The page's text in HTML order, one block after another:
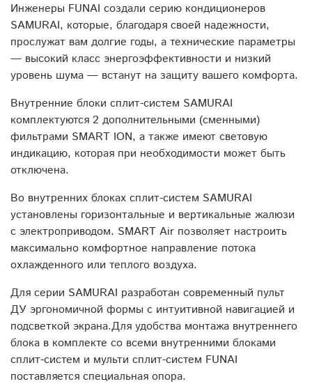
Инженеры FUNAI создали серию кондиционеров
SAMURAI, которые, благодаря своей надежности,
прослужат вам долгие годы, а технические параметры
— высокий класс энергоэффективности и низкий
уровень шума — встанут на защиту вашего комфорта.
Внутренние блоки сплит-систем SAMURAI
комплектуются 2 дополнительными (сменными)
фильтрами SMART ION, а также имеют световую
индикацию, которая при необходимости может быть
отключена.
Во внутренних блоках сплит-систем SAMURAI
установлены горизонтальные и вертикальные жалюзи
с электроприводом. SMART Air позволяет настроить
максимально комфортное направление потока
охлажденного или теплого воздуха.
Для серии SAMURAI разработан современный пульт
ДУ эргономичной формы с интуитивной навигацией и
подсветкой экрана.Для удобства монтажа внутреннего
блока в комплекте со всеми внутренними блоками
сплит-систем и мульти сплит-систем FUNAI
поставляется специальная опора.